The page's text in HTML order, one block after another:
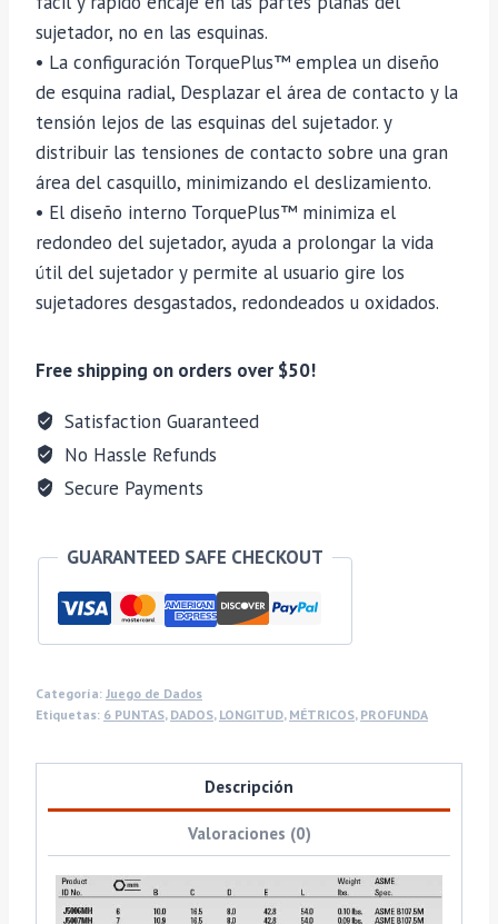
sujetador, no en las esquinas.
• La configuración TorquePlus™ emplea un diseño
de esquina radial, Desplazar el área de contacto y la
tensión lejos de las esquinas del sujetador. y
distribuir las tensiones de contacto sobre una gran
área del casquillo, minimizando el deslizamiento.
• El diseño interno TorquePlus™ minimiza el
redondeo del sujetador, ayuda a prolongar la vida
útil del sujetador y permite al usuario gire los
sujetadores desgastados, redondeados u oxidados.
Free shipping on orders over $50!
Satisfaction Guaranteed
No Hassle Refunds
Secure Payments
GUARANTEED SAFE CHECKOUT
Categoría: Juego de Dados
Etiquetas: 6 PUNTAS, DADOS, LONGITUD, MÉTRICOS, PROFUNDA
Descripción
Valoraciones (0)